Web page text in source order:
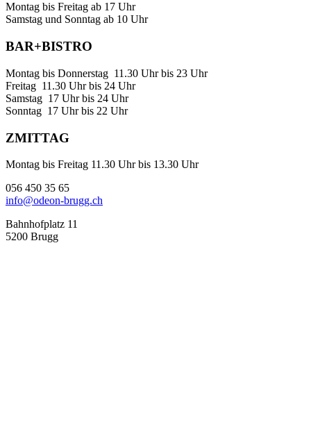
Montag bis Freitag ab 17 Uhr
Samstag und Sonntag ab 10 Uhr
BAR+BISTRO
Montag bis Donnerstag 11.30 Uhr bis 23 Uhr
Freitag 11.30 Uhr bis 24 Uhr
Samstag 17 Uhr bis 24 Uhr
Sonntag 17 Uhr bis 22 Uhr
ZMITTAG
Montag bis Freitag 11.30 Uhr bis 13.30 Uhr
056 450 35 65
info@odeon-brugg.ch
Bahnhofplatz 11
5200 Brugg